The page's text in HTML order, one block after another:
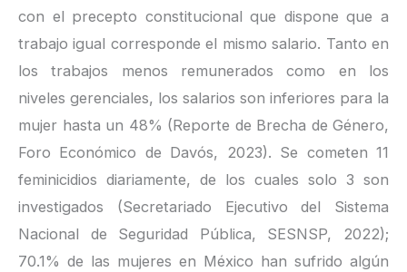
con el precepto constitucional que dispone que a
trabajo igual corresponde el mismo salario. Tanto en
los trabajos menos remunerados como en los
niveles gerenciales, los salarios son inferiores para la
mujer hasta un 48% (Reporte de Brecha de Género,
Foro Económico de Davós, 2023). Se cometen 11
feminicidios diariamente, de los cuales solo 3 son
investigados (Secretariado Ejecutivo del Sistema
Nacional de Seguridad Pública, SESNSP, 2022);
70.1% de las mujeres en México han sufrido algún